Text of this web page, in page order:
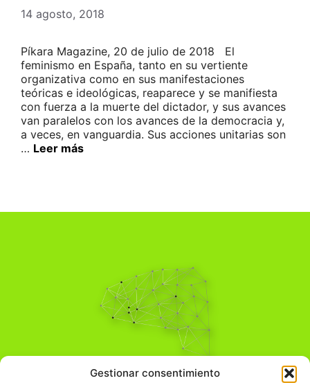
Gestionar consentimiento
14 agosto, 2018
Píkara Magazine, 20 de julio de 2018 El
feminismo en España, tanto en su vertiente
organizativa como en sus manifestaciones
teóricas e ideológicas, reaparece y se manifiesta
con fuerza a la muerte del dictador, y sus avances
van paralelos con los avances de la democracia y,
a veces, en vanguardia. Sus acciones unitarias son
… Leer más
Pensamiento Crítico